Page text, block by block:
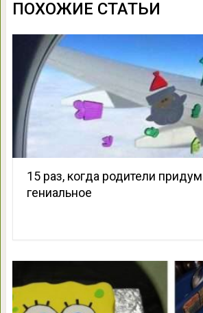
ПОХОЖИЕ СТАТЬИ
15 раз, когда родители
гениальное